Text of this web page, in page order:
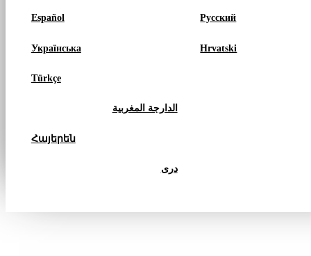
Español Русский
Українська Hrvatski
Türkçe
الدارجة المغربية
Հայերեն
دری